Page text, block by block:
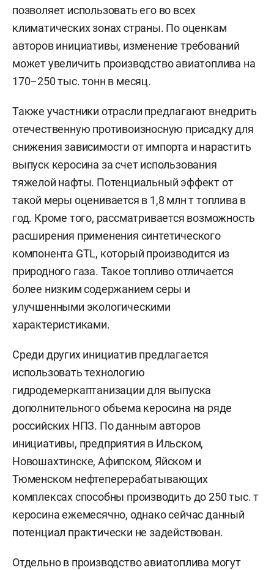
позволяет использовать его во всех
климатических зонах страны. По оценкам
авторов инициативы, изменение требований
может увеличить производство авиатоплива на
170–250 тыс. тонн в месяц.
Также участники отрасли предлагают внедрить
отечественную противоизносную присадку для
снижения зависимости от импорта и нарастить
выпуск керосина за счет использования
тяжелой нафты. Потенциальный эффект от
такой меры оценивается в 1,8 млн т топлива в
год. Кроме того, рассматривается возможность
расширения применения синтетического
компонента GTL, который производится из
природного газа. Такое топливо отличается
более низким содержанием серы и
улучшенными экологическими
характеристиками.
Среди других инициатив предлагается
использовать технологию
гидродемеркаптанизации для выпуска
дополнительного объема керосина на ряде
российских НПЗ. По данным авторов
инициативы, предприятия в Ильском,
Новошахтинске, Афипском, Яйском и
Тюменском нефтеперерабатывающих
комплексах способны производить до 250 тыс. т
керосина ежемесячно, однако сейчас данный
потенциал практически не задействован.
Отдельно в производство авиатоплива могут